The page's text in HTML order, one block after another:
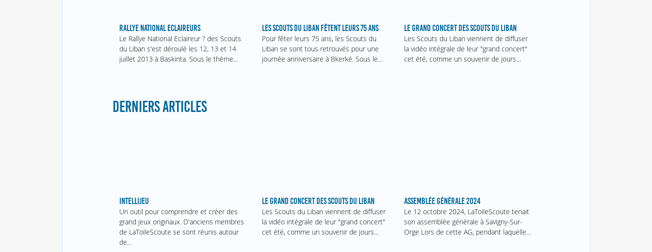
RALLYE NATIONAL ECLAIREURS
Le Rallye National Eclaireur ? des Scouts
du Liban s'est déroulé les 12, 13 et 14
juillet 2013 à Baskinta. Sous le thème…
LES SCOUTS DU LIBAN FÊTENT LEURS 75 ANS
Pour fêter leurs 75 ans, les Scouts du
Liban se sont tous retrouvés pour une
journée anniversaire à Bkerké. Sous le…
LE GRAND CONCERT DES SCOUTS DU LIBAN
Les Scouts du Liban viennent de diffuser
la vidéo intégrale de leur "grand concert"
cet été, comme un souvenir de jours…
DERNIERS ARTICLES
INTELLIJEU
Un outil pour comprendre et créer des
grand jeux originaux. D'anciens membres
de LaToileScoute se sont réunis autour
de…
LE GRAND CONCERT DES SCOUTS DU LIBAN
Les Scouts du Liban viennent de diffuser
la vidéo intégrale de leur "grand concert"
cet été, comme un souvenir de jours…
ASSEMBLÉE GÉNÉRALE 2024
Le 12 octobre 2024, LaToileScoute tenait
son assemblée générale à Savigny-Sur-
Orge Lors de cette AG, pendant laquelle…